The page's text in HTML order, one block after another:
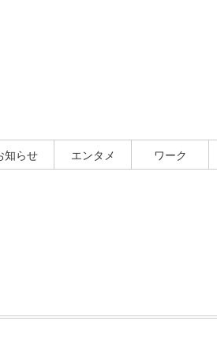
知らせ エンタメ ワーク